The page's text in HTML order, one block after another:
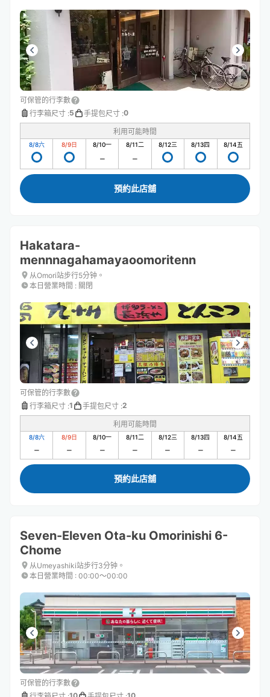
可保管的行李數
行李箱尺寸 :5 手提包尺寸 :0
利用可能時間
8/8六 8/9日 8/10一 8/11二 8/12三 8/13四 8/14五
預約此店舖
Hakatara-
mennnagahamayaoomoritenn
从Omori站步行5分钟。
本日營業時間 : 關閉
可保管的行李數
行李箱尺寸 :1 手提包尺寸 :2
利用可能時間
8/8六 8/9日 8/10一 8/11二 8/12三 8/13四 8/14五
預約此店舖
Seven-Eleven Ota-ku Omorinishi 6-
Chome
从Umeyashiki站步行3分钟。
本日營業時間 : 00:00〜00:00
可保管的行李數